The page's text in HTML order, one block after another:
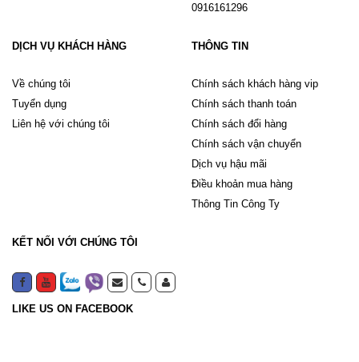
0916161296
DỊCH VỤ KHÁCH HÀNG
Về chúng tôi
Tuyển dụng
Liên hệ với chúng tôi
THÔNG TIN
Chính sách khách hàng vip
Chính sách thanh toán
Chính sách đổi hàng
Chính sách vận chuyển
Dịch vụ hậu mãi
Điều khoản mua hàng
Thông Tin Công Ty
KẾT NỐI VỚI CHÚNG TÔI
LIKE US ON FACEBOOK